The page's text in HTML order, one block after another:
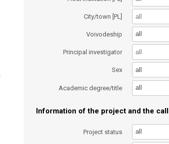
City/town [PL]
Voivodeship all
Principal investigator
Sex all
Academic degree/title all
Information of the project and the call
Project status all